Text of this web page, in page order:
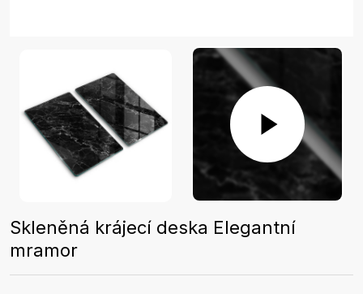
Skleněná krájecí deska Elegantní
mramor